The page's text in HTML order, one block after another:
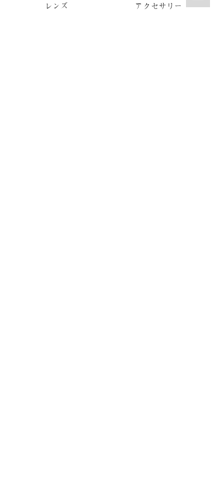
レンズ
アクセサリー